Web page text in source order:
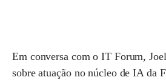
Em conversa com o IT Forum,
sobre atuação no núcleo de IA da